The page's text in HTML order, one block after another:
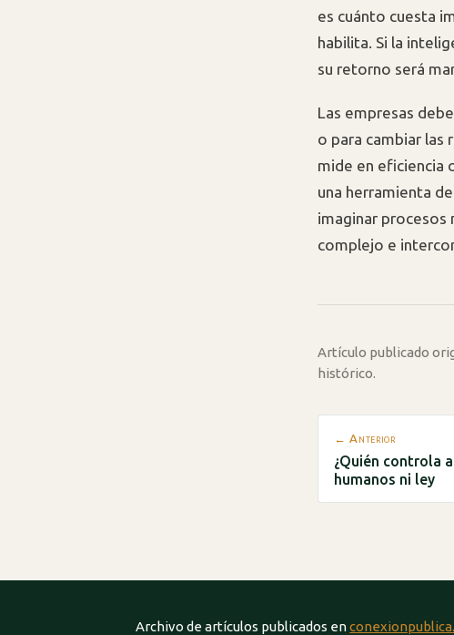
es cuánto cuesta
habilita. Si la
su retorno será
Las empresas
o para cambiar las
mide en eficiencia
una herramienta
imaginar procesos
complejo e
Artículo publicado
histórico.
← Anterior
¿Quién controla
humanos ni ley
Archivo de artículos publicados en